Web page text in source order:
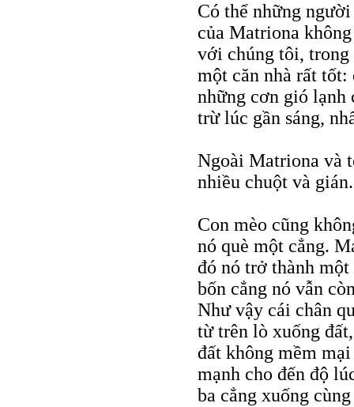
Có thể những
của Matriona
với chúng tôi, trong
một căn nhà rất tốt:
những cơn gió lạnh
trừ lúc gần sáng,
Ngoài Matriona và
nhiều chuột và gián.
Con mèo cũng
nó què một cẳng.
đó nó trở thành
bốn cẳng nó vẫn
Như vậy cái chân
từ trên lò xuống
đất không mềm
mạnh cho đến độ
ba cẳng xuống